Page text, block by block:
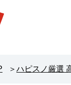
ハピスノ厳選